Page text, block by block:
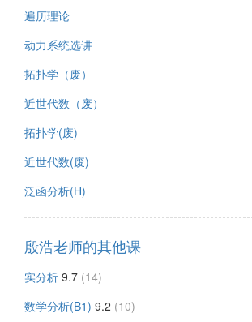
遍历理论
动力系统选讲
拓扑学（废）
近世代数（废）
拓扑学(废)
近世代数(废)
泛函分析(H)
殷浩老师的其他课
实分析 9.7 (14)
数学分析(B1) 9.2 (10)